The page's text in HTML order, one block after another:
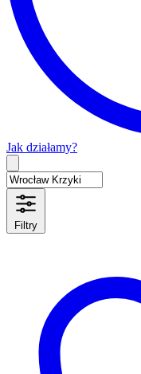
Jak działamy?
Filtry